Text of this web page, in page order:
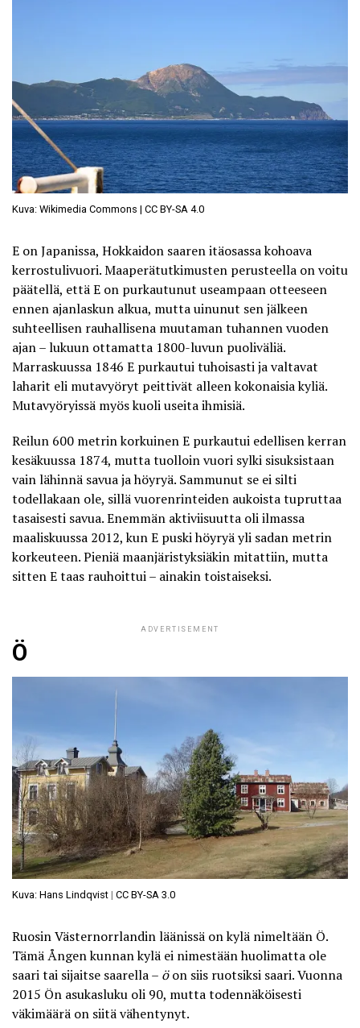
Kuva: Wikimedia Commons | CC BY-SA 4.0
E on Japanissa, Hokkaidon saaren itäosassa kohoava
kerrostulivuori. Maaperätutkimusten perusteella on voitu
päätellä, että E on purkautunut useampaan otteeseen
ennen ajanlaskun alkua, mutta uinunut sen jälkeen
suhteellisen rauhallisena muutaman tuhannen vuoden
ajan – lukuun ottamatta 1800-luvun puoliväliä.
Marraskuussa 1846 E purkautui tuhoisastija valtavat
laharit eli mutavyöryt peittivät alleen kokonaisia kyliä.
Mutavyöryissä myös kuoli useita ihmisiä.
Reilun 600 metrin korkuinen E purkautui edellisen kerran
kesäkuussa 1874, mutta tuolloin vuori sylki sisuksistaan
vain lähinnä savua ja höyryä. Sammunut se ei silti
todellakaan ole, sillä vuorenrinteiden aukoista tupruttaa
tasaisesti savua. Enemmän aktiviisuutta oli ilmassa
maaliskuussa 2012, kun E puski höyryäyli sadan metrin
korkeuteen. Pieniä maanjäristyksiäkin mitattiin, mutta
sitten E taas rauhoittui – ainakin toistaiseksi.
ADVERTISEMENT
Ö
Kuva: Hans Lindqvist | CC BY-SA 3.0
Ruosin Västernorrlandin läänissä on kylä nimeltään Ö.
Tämä Ången kunnan kylä ei nimestään huolimatta ole
saari tai sijaitse saarella – öon siis ruotsiksi saari. Vuonna
2015 Ön asukasluku oli 90, mutta todennäköisesti
väkimäärä on siitä vähentynyt.